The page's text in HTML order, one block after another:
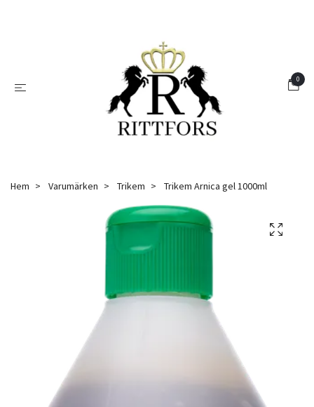
0
Hem Varumärken Trikem Trikem Arnica gel 1000ml